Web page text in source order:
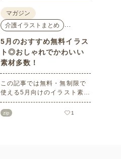
マガジン
介護イラストまとめ
5月のおすすめ無料イラス
ト◎おしゃれでかわいい
素材多数！
この記事では無料・無制限で
使える5月向けのイラスト素材
を多数ご紹介します。商用フ
リーの可愛くておしゃれなイ
zip 1